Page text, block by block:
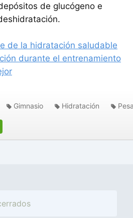
de glucógeno e
de la hidratación saludable
durante el entrenamiento
Gimnasio Hidratación